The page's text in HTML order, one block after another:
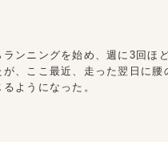
ランニングを始め、週に3回ほ
が、ここ最近、走った翌日に腰
ようになった。